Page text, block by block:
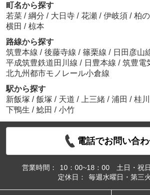
町名から探す
若菜 / 綱分 / 大日寺 / 花瀬 / 伊岐須 / 柏
横田 / 椋本
路線から探す
筑豊本線 / 後藤寺線 / 篠栗線 / 日田彦山
平成筑豊鉄道田川線 / 日豊本線 / 筑豊電
北九州都市モノレール小倉線
駅から探す
新飯塚 / 飯塚 / 天道 / 上三緒 / 浦田 / 桂川
下鴨生 / 鯰田 / 小竹
電話でお問い合
営業時間：
10：00~18：00 土日・祝
定休日：
毎週水曜日・第三